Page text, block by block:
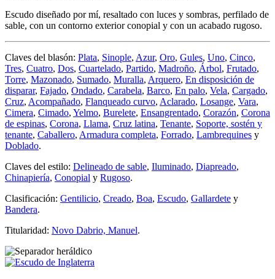
Escudo diseñado por mí, resaltado con luces y sombras, perfilado de
sable, con un contorno exterior conopial y con un acabado rugoso.
Claves del blasón: Plata, Sinople, Azur, Oro, Gules, Uno, Cinco,
Tres, Cuatro, Dos, Cuartelado, Partido, Madroño, Árbol, Frutado,
Torre, Mazonado, Sumado, Muralla, Arquero, En disposición de
disparar, Fajado, Ondado, Carabela, Barco, En palo, Vela, Cargado,
Cruz, Acompañado, Flanqueado curvo, Aclarado, Losange, Vara,
Cimera, Cimado, Yelmo, Burelete, Ensangrentado, Corazón, Corona
de espinas, Corona, Llama, Cruz latina, Tenante, Soporte, sostén y
tenante, Caballero, Armadura completa, Forrado, Lambrequines y
Doblado.
Claves del estilo: Delineado de sable, Iluminado, Diapreado,
Chinapiería, Conopial y Rugoso.
Clasificación: Gentilicio, Creado, Boa, Escudo, Gallardete y
Bandera.
Titularidad: Novo Dabrio, Manuel.